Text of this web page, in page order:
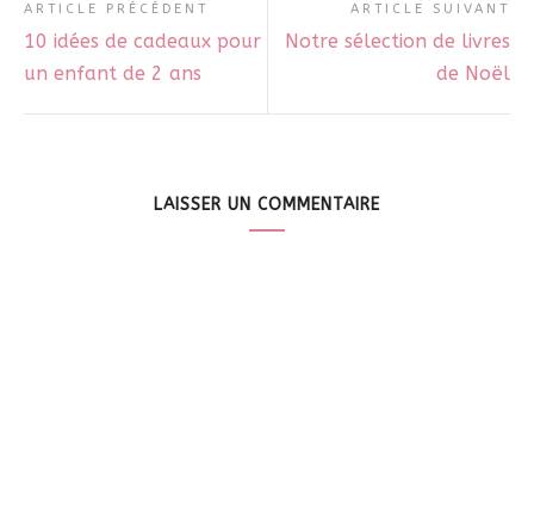
ARTICLE PRÉCÉDENT
10 idées de cadeaux pour
un enfant de 2 ans
ARTICLE SUIVANT
Notre sélection de livres
de Noël
LAISSER UN COMMENTAIRE